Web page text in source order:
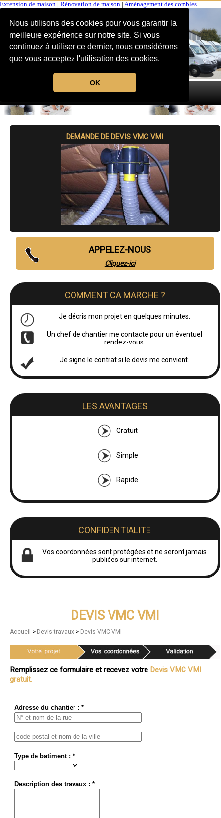
Nous utilisons des cookies pour vous garantir la
meilleure expérience sur notre site. Si vous
continuez à utiliser ce dernier, nous considérons
que vous acceptez l'utilisation des cookies.
OK
Extension de maison Rénovation de maison Aménagement des combles
MENU
DEMANDE DE DEVIS VMC VMI
APPELEZ-NOUS
Cliquez-ici
COMMENT CA MARCHE ?
Je décris mon projet en quelques minutes.
Un chef de chantier me contacte pour un éventuel
rendez-vous.
Je signe le contrat si le devis me convient.
LES AVANTAGES
Gratuit
Simple
Rapide
CONFIDENTIALITE
Vos coordonnées sont protégées et ne seront jamais
publiées sur internet.
DEVIS VMC VMI
Accueil > Devis travaux > Devis VMC VMI
Remplissez ce formulaire et recevez votre Devis VMC VMI
gratuit.
Adresse du chantier : *
Type de batiment : *
Description des travaux : *